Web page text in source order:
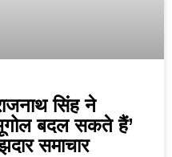
सिंह ने
बदल सकते हैं’
समाचार